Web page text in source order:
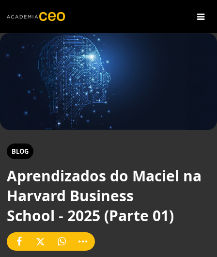
BLOG
Aprendizados do Maciel na
Harvard Business
School - 2025 (Parte 01)